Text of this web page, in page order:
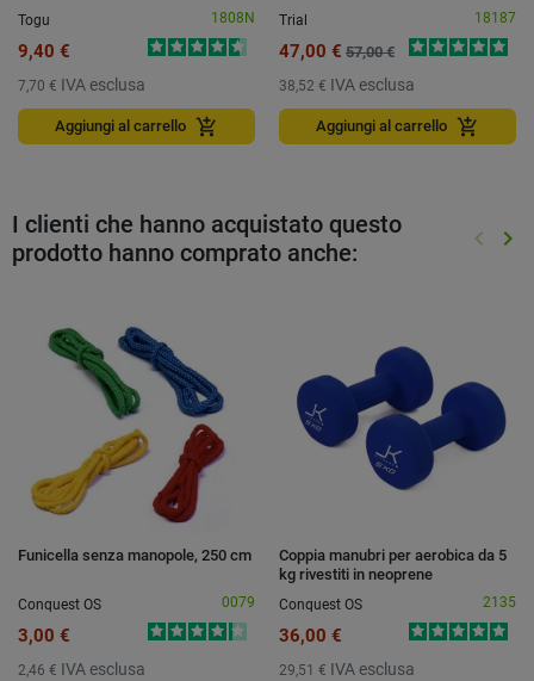
Togu
1808N
9,40 €
7,70 € IVA esclusa
Aggiungi al carrello add_shopping_cart
Trial
18187
47,00 € 57,00 €
38,52 € IVA esclusa
Aggiungi al carrello add_shopping_cart
I clienti che hanno acquistato questo
prodotto hanno comprato anche:
keyboard_arrow_left keyboard_arrow_right
Funicella senza manopole, 250 cm
Conquest OS 0079
3,00 €
2,46 € IVA esclusa
Coppia manubri per aerobica da 5
kg rivestiti in neoprene
Conquest OS
2135
36,00 €
29,51 € IVA esclusa